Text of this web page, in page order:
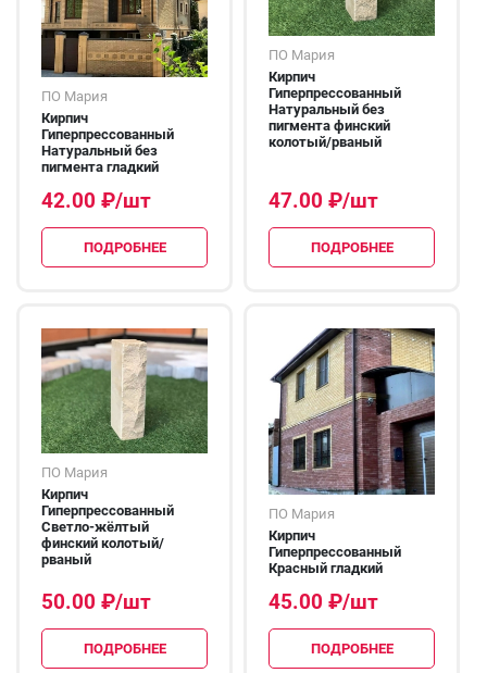
ПО Мария
Кирпич
Гиперпрессованный
Натуральный без
пигмента гладкий
42.00 ₽/шт
ПОДРОБНЕЕ
ПО Мария
Кирпич
Гиперпрессованный
Натуральный без
пигмента финский
колотый/рваный
47.00 ₽/шт
ПОДРОБНЕЕ
ПО Мария
Кирпич
Гиперпрессованный
Светло-жёлтый
финский колотый/
рваный
50.00 ₽/шт
ПОДРОБНЕЕ
ПО Мария
Кирпич
Гиперпрессованный
Красный гладкий
45.00 ₽/шт
ПОДРОБНЕЕ